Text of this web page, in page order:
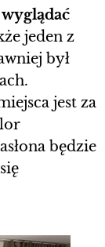
jeden z
był
jest za
będzie